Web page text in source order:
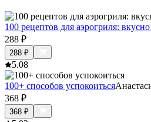
100 рецептов для аэрогриля:
288 ₽
288 ₽
5.08
100+ способов успокоиться
368 ₽
368 ₽